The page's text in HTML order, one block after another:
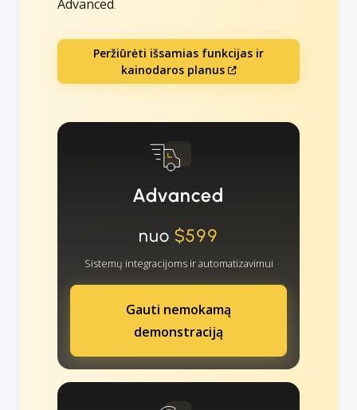
Advanced.
Peržiūrėti išsamias funkcijas ir
kainodaros planus
Advanced
nuo $599
Sistemų integracijoms ir automatizavimui
Gauti nemokamą
demonstraciją